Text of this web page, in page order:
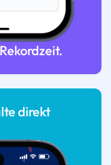
direkt